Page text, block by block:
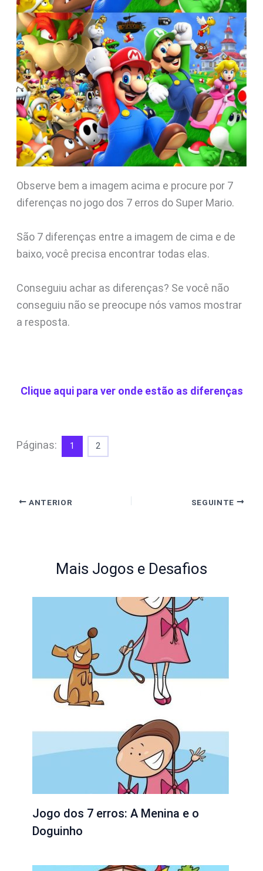
Observe bem a imagem acima e procure por 7
diferenças no jogo dos 7 erros do Super Mario.
São 7 diferenças entre a imagem de cima e de
baixo, você precisa encontrar todas elas.
Conseguiu achar as diferenças? Se você não
conseguiu não se preocupe nós vamos mostrar
a resposta.
Clique aqui para ver onde estão as diferenças
Páginas: 1 2
ANTERIOR SEGUINTE
Mais Jogos e Desafios
Jogo dos 7 erros: A Menina e o
Doguinho